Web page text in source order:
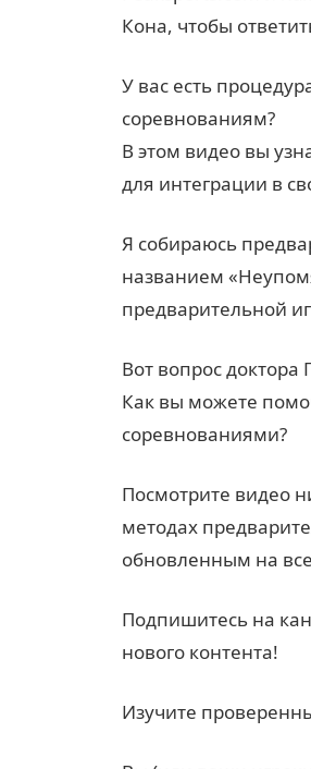
Кона, чтобы
У вас есть
соревнованиям?
В этом видео вы
для интеграции в
Я собираюсь
названием
предварительной
Вот вопрос доктора
Как вы можете
соревнованиями?
Посмотрите видео
методах
обновленным на
Подпишитесь на
нового контента!
Изучите